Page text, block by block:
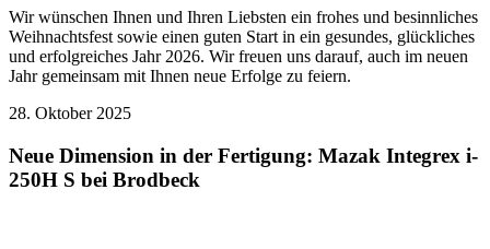
Wir wünschen Ihnen und Ihren Liebsten ein frohes und besinnliches
Weihnachtsfest sowie einen guten Start in ein gesundes, glückliches
und erfolgreiches Jahr 2026. Wir freuen uns darauf, auch im neuen
Jahr gemeinsam mit Ihnen neue Erfolge zu feiern.
28. Oktober 2025
Neue Dimension in der Fertigung: Mazak Integrex i-
250H S bei Brodbeck